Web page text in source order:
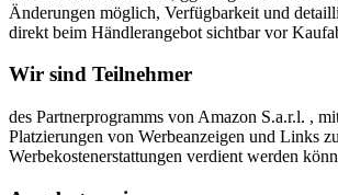
Änderungen möglich, Verfügbarkeit und
direkt beim Händlerangebot sichtbar vor
Wir sind Teilnehmer
des Partnerprogramms von Amazon S.a.r.l. ,
Platzierungen von Werbeanzeigen und Links
Werbekostenerstattungen verdient werden